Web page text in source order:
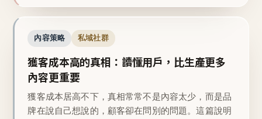
內容策略 私域社群
獲客成本高的真相：讀懂用戶，比生產更多
內容更重要
獲客成本居高不下，真相常常不是內容太少，而是品
牌在說自己想說的，顧客卻在問別的問題。這篇說明